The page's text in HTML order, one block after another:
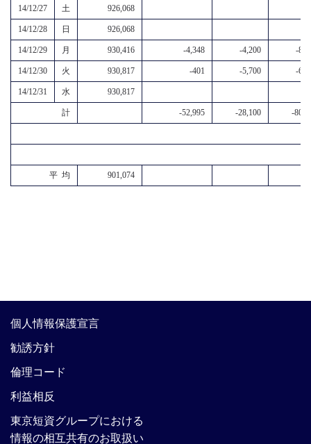
14/12/27 土 926,068
14/12/28 日 926,068
14/12/29 月 930,416 -4,348 -4,200 -
14/12/30 火 930,817 -401 -5,700 -
14/12/31 水 930,817
計 -52,995 -28,100 -
平 均 901,074
個人情報保護宣言
勧誘方針
倫理コード
利益相反
東京短資グループにおける
情報の相互共有のお取扱い